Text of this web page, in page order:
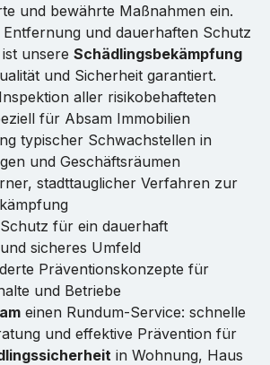
und bewährte Maßnahmen ein.
und dauerhaften Schutz
ist unsere Schädlingsbekämpfung
und Sicherheit garantiert.
aller risikobehafteten
für Absam Immobilien
typischer Schwachstellen in
und Geschäftsräumen
stadttauglicher Verfahren zur
für ein dauerhaft
sicheres Umfeld
Präventionskonzepte für
und Betriebe
einen Rundum-Service: schnelle
und effektive Prävention für
in Wohnung, Haus